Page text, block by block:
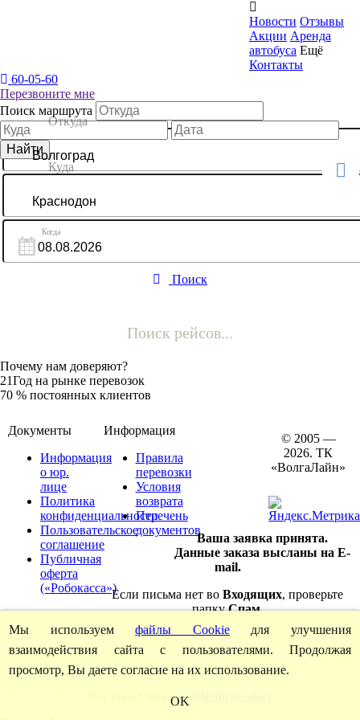

Новости Отзывы
Акции Аренда
автобуса Ещё
Контакты
60-05-60
Перезвоните мне
Поиск маршрута
Поиск
Поиск рейсов...
Почему нам доверяют?
21Год на рынке перевозок
70 % постоянных клиентов
Документы
Информация
о юр.
лице
Политика
конфиденциальности
Пользовательское
соглашение
Публичная
оферта
(«Робокасса»)
Информация
Правила
перевозки
Условия
возврата
Перечень
документов
© 2005 —
2026. ТК
«ВолгаЛайн»
Ваша заявка принята.
Данные заказа высланы на E-
mail.
Если письма нет воВходящих, проверьте
папкуСпам.
Вы также можете
Мы используемфайлы Cookieдля улучшения
взаимодействия сайта с пользователями. Продолжая
просмотр, Вы даете согласие на их использование.
OK